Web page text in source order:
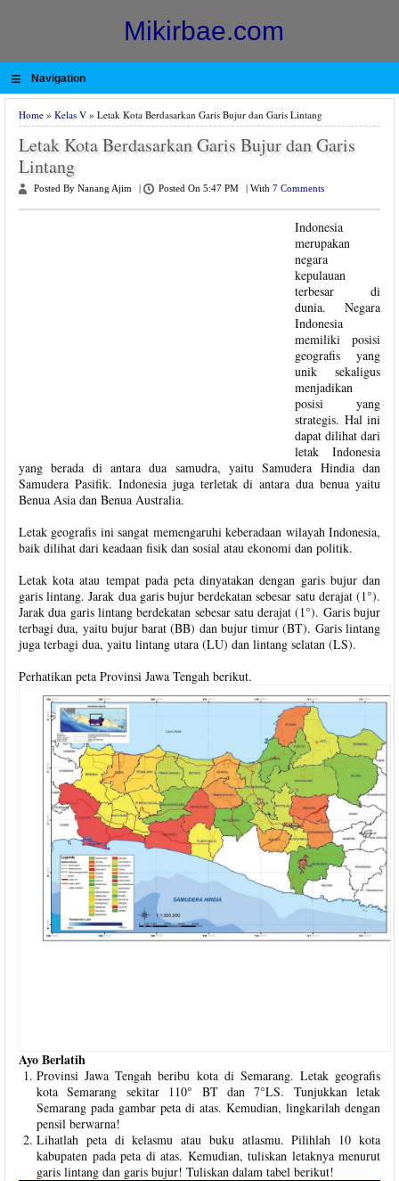
Mikirbae.com
≡ Navigation
Home » Kelas V » Letak Kota Berdasarkan Garis Bujur dan Garis Lintang
Letak Kota Berdasarkan Garis Bujur dan Garis
Lintang
Posted By Nanang Ajim Posted On 5:47 PM With 7 Comments
Indonesia
merupakan
negara
kepulauan
terbesar di
dunia. Negara
Indonesia
memiliki posisi
geografis yang
unik sekaligus
menjadikan
posisi yang
strategis. Hal ini
dapat dilihat dari
letak Indonesia
yang berada di antara dua samudra, yaitu Samudera Hindia dan
Samudera Pasifik. Indonesia juga terletak di antara dua benua yaitu
Benua Asia dan Benua Australia.
Letak geografis ini sangat memengaruhi keberadaan wilayah Indonesia,
baik dilihat dari keadaan fisik dan sosial atau ekonomi dan politik.
Letak kota atau tempat pada peta dinyatakan dengan garis bujur dan
garis lintang. Jarak dua garis bujur berdekatan sebesar satu derajat (1°).
Jarak dua garis lintang berdekatan sebesar satu derajat (1°). Garis bujur
terbagi dua, yaitu bujur barat (BB) dan bujur timur (BT). Garis lintang
juga terbagi dua, yaitu lintang utara (LU) dan lintang selatan (LS).
Perhatikan peta Provinsi Jawa Tengah berikut.
Ayo Berlatih
Provinsi Jawa Tengah beribu kota di Semarang. Letak geografis
kota Semarang sekitar 110° BT dan 7°LS. Tunjukkan letak
Semarang pada gambar peta di atas. Kemudian, lingkarilah dengan
pensil berwarna!
Lihatlah peta di kelasmu atau buku atlasmu. Pilihlah 10 kota
kabupaten pada peta di atas. Kemudian, tuliskan letaknya menurut
garis lintang dan garis bujur! Tuliskan dalam tabel berikut!